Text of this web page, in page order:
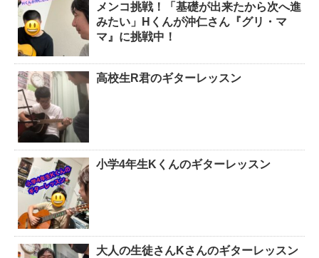
メンコ挑戦！「基礎が出来たから次へ進
みたい」Hくんが沖仁さん『グリ・マ
マ』に挑戦中！
高校生R君のギターレッスン
小学4年生Kくんのギターレッスン
大人の生徒さんKさんのギターレッスン